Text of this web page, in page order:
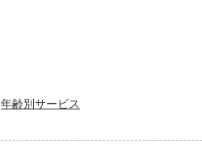
年齢別サービス